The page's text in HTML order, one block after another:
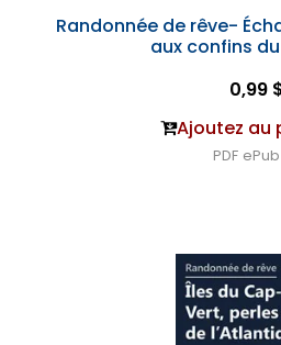
Randonnée de rêve-
aux confins
0,99
Ajoutez au
PDF ePub